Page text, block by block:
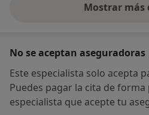
Mostrar más
No se aceptan aseguradoras
Este especialista solo acepta
Puedes pagar la cita de
especialista que acepte tu